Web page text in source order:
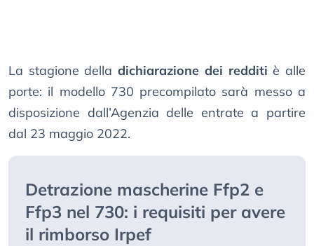
La stagione delladichiarazione dei redditi è alle
porte: il modello 730 precompilato sarà messo a
disposizione dall’Agenzia delle entrate a partire
dal 23 maggio 2022.
Detrazione mascherine Ffp2 e
Ffp3 nel 730: i requisiti per avere
il rimborso Irpef